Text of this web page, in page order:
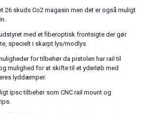
26 skuds Co2 magasin men det er også muligt
med et fiberoptisk frontsigte der gør
specielt i skarpt lys/modlys.
for tilbehør da pistolen har rail til
mulighed for at skifte til et yderløb med
lyddæmper.
ipsc tilbehør som CNC rail mount og